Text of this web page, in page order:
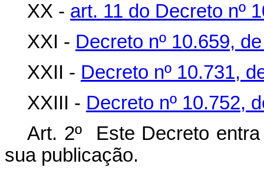
XX - art. 11 do Decreto nº
XXI - Decreto nº 10.659,
XXII - Decreto nº 10.731,
XXIII - Decreto nº 10.752,
Art. 2º Este Decreto
sua publicação.